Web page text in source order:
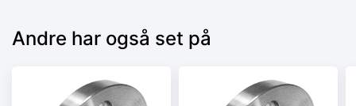
Andre har også set på